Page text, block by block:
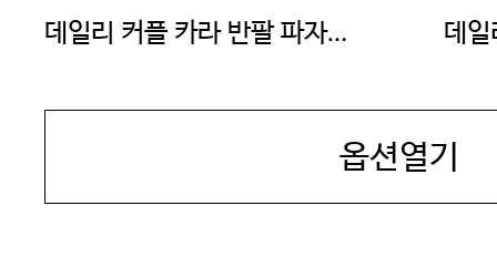
데일리 커플 카라 반팔 파자마
데일
옵션열기